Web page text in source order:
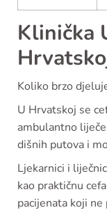
Klinička
Koliko brzo
U Hrvatskoj se
ambulantno
dišnih putova i
Ljekarnici i
kao praktičnu
pacijenata koji